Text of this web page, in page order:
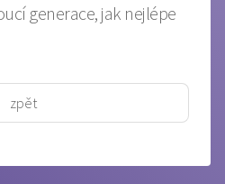
generace, jak nejlépe
zpět